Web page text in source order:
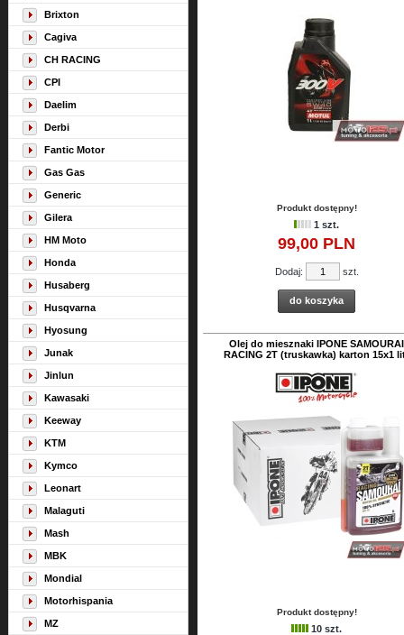
Brixton
Cagiva
CH RACING
CPI
Daelim
Derbi
Fantic Motor
Gas Gas
Generic
Gilera
HM Moto
Honda
Husaberg
Husqvarna
Hyosung
Junak
Jinlun
Kawasaki
Keeway
KTM
Kymco
Leonart
Malaguti
Mash
MBK
Mondial
Motorhispania
MZ
Produkt dostępny!
1 szt.
99,00 PLN
Dodaj: szt.
do koszyka
Olej do miesznaki IPONE SAMOURAI
RACING 2T (truskawka) karton 15x1
Produkt dostępny!
10 szt.